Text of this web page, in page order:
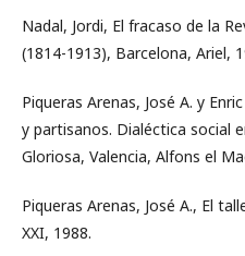
Nadal, Jordi, El fracaso de la
(1814-1913), Barcelona, Ariel,
Piqueras Arenas, José A. y
y partisanos. Dialéctica social
Gloriosa, Valencia, Alfons el
Piqueras Arenas, José A., El
XXI, 1988.